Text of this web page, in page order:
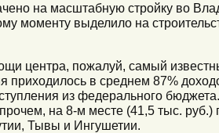
на масштабную стройку во
моменту выделило на
центра, пожалуй, самый
приходилось в среднем 87%
из федерального
на 8-м месте (41,5 тыс. руб.)
Тывы и Ингушетии.